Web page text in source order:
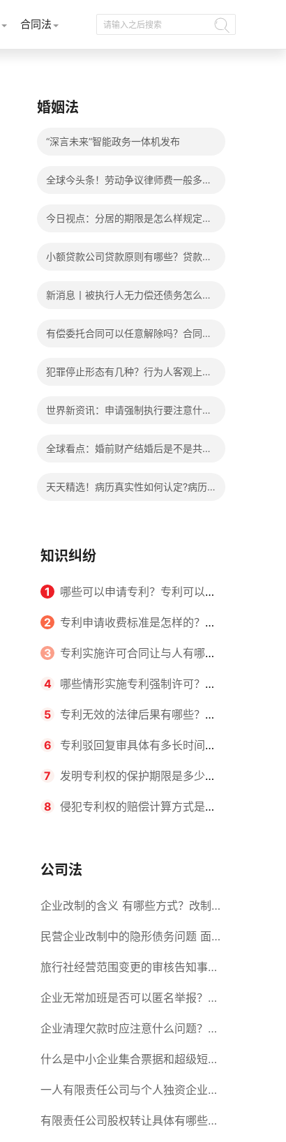
合同法
婚姻法
“深言未来”智能政务一体机发布
全球今头条！劳动争议律师费一般多少
今日视点：分居的期限是怎么样规定
小额贷款公司贷款原则有哪些？贷款不
新消息丨被执行人无力偿还债务怎么
有偿委托合同可以任意解除吗？合同无
犯罪停止形态有几种？行为人客观上实
世界新资讯：申请强制执行要注意什么
全球看点：婚前财产结婚后是不是共同
天天精选！病历真实性如何认定?病历
知识纠纷
1 哪些可以申请专利？专利可以同
时多个人一起申请吗？
2 专利申请收费标准是怎样的？申
请不同类型的专利所需要的钱不同
3 专利实施许可合同让与人有哪些
主要义务？专利实施许可合同与专利
许可合同有什么区别？
4 哪些情形实施专利强制许可？专
利强制许可的前提条件是什么？
5 专利无效的法律后果有哪些？专
利的无效情形有哪些？
6 专利驳回复审具体有多长时间？
哪些情况下专利申请可能被驳回？
7 发明专利权的保护期限是多少
年？非专利发明人是否有专利申请
8 侵犯专利权的赔偿计算方式是什
间？
公司法
企业改制的含义 有哪些方式？改制
后国企员工属于什么性质？
民营企业改制中的隐形债务问题 面
对隐形债务问题应该如何解决？
旅行社经营范围变更的审核告知事项
旅游业的发展现状和趋势
企业无常加班是否可以匿名举报？强
制加班公司没有加班费怎么办？
企业清理欠款时应注意什么问题？企
业短期借款需要注意哪些事项？
什么是中小企业集合票据和超级短期
融资券？一起来了解一下吧！
一人有限责任公司与个人独资企业的
区别 这些知识你都知道吗？
有限责任公司股权转让具体有哪些形